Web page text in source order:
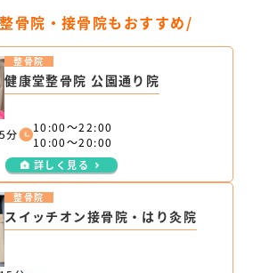
骨院・接骨院もおすすめ/
健康堂整骨院 公園通り院
整骨院
分
10:00～22:00
10:00～20:00
詳しく見る
スイッチオン接骨院・はり灸院
整骨院